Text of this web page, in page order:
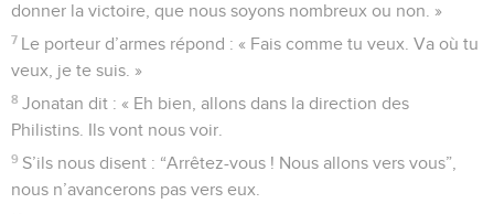
donner la victoire, que nous soyons nombreux ou non. »
7 Le porteur d’armes répond : « Fais comme tu veux. Va où tu
veux, je te suis. »
8 Jonatan dit : « Eh bien, allons dans la direction des
Philistins. Ils vont nous voir.
9 S’ils nous disent : “Arrêtez-vous ! Nous allons vers vous”,
nous n’avancerons pas vers eux.